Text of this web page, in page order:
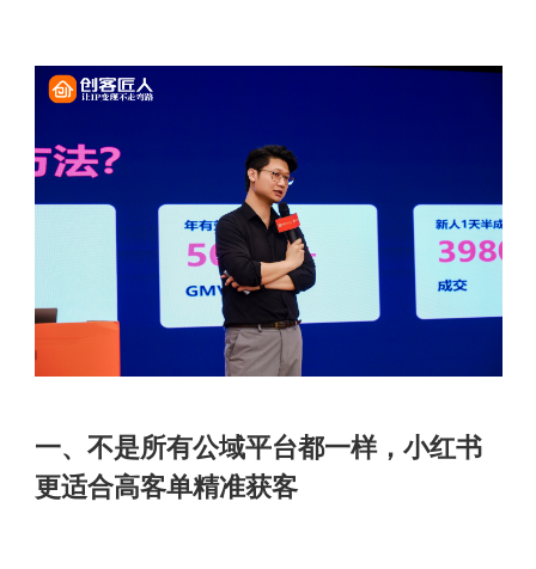
一、不是所有公域平台都一样，小红书
更适合高客单精准获客